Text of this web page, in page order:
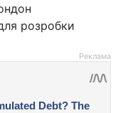
розробки
Реклама